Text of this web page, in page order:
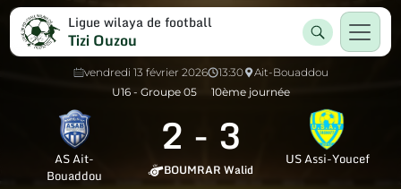
Ligue wilaya de football
Tizi Ouzou
vendredi 13 février 2026 13:30
Ait-Bouaddou
U16 - Groupe 05
10ème journée
AS Ait-
Bouaddou
2 - 3
BOUMRAR Walid
US Assi-Youcef